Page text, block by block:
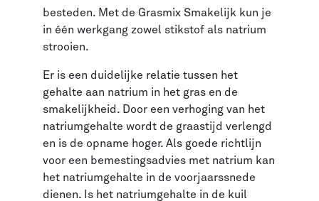
besteden. Met de Grasmix Smakelijk kun je
in één werkgang zowel stikstof als natrium
strooien.
Er is een duidelijke relatie tussen het
gehalte aan natrium in het gras en de
smakelijkheid. Door een verhoging van het
natriumgehalte wordt de graastijd verlengd
en is de opname hoger. Als goede richtlijn
voor een bemestingsadvies met natrium kan
het natriumgehalte in de voorjaarssnede
dienen. Is het natriumgehalte in de kuil